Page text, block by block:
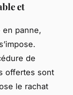
et
en panne,
de
offertes sont
le rachat